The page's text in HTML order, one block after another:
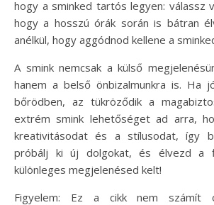
hogy a sminked tartós legyen: válassz
hogy a hosszú órák során is bátran
anélkül, hogy aggódnod kellene a
A smink nemcsak a külső
hanem a belső önbizalmunkra is. Ha
bőrödben, az tükröződik a
extrém smink lehetőséget ad arra,
kreativitásodat és a stílusodat, így
próbálj ki új dolgokat, és élvezd a
különleges megjelenésed kelt!
Figyelem: Ez a cikk nem számít